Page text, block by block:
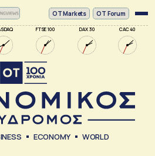
FTSE 100 DAX 30 CAC 40
ΟΤ Markets OT Forum
ECONOMY WORLD